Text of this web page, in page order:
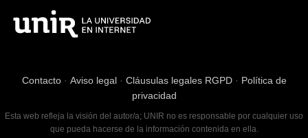
Contacto· Aviso legal· Cláusulas legales RGPD· Política de
privacidad
Esta web refleja la visión del autor/a; UNIR no es responsable por cualquier uso
que pueda hacerse de la información contenida en ella.